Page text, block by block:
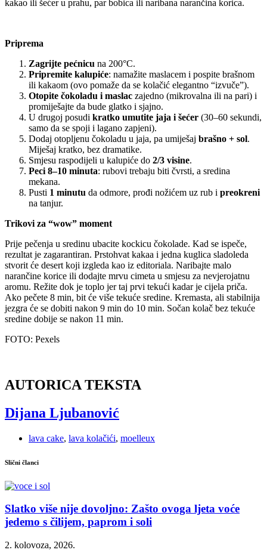
kakao ili šećer u prahu, par bobica ili naribana narančina korica.
Priprema
Zagrijte pećnicu na 200°C.
Pripremite kalupiće: namažite maslacem i pospite brašnom
ili kakaom (ovo pomaže da se kolačić elegantno “izvuče”).
Otopite čokoladu i maslac zajedno (mikrovalna ili na pari) i
promiješajte da bude glatko i sjajno.
U drugoj posudi kratko umutite jaja i šećer (30–60 sekundi,
samo da se spoji i lagano zapjeni).
Dodaj otopljenu čokoladu u jaja, pa umiješaj brašno + sol.
Miješaj kratko, bez dramatike.
Smjesu raspodijeli u kalupiće do 2/3 visine.
Peci 8–10 minuta: rubovi trebaju biti čvrsti, a sredina
mekana.
Pusti 1 minutu da odmore, prođi nožićem uz rub i preokreni
na tanjur.
Trikovi za “wow” moment
Prije pečenja u sredinu ubacite kockicu čokolade. Kad se ispeče,
rezultat je zagarantiran. Prstohvat kakaa i jedna kuglica sladoleda
stvorit će desert koji izgleda kao iz editoriala. Naribajte malo
narančine korice ili dodajte mrvu cimeta u smjesu za nevjerojatnu
aromu. Režite dok je toplo jer taj prvi tekući kadar je cijela priča.
Ako pečete 8 min, bit će više tekuće sredine. Kremasta, ali stabilnija
jezgra će se dobiti nakon 9 min do 10 min. Sočan kolač bez tekuće
sredine dobije se nakon 11 min.
FOTO: Pexels
AUTORICA TEKSTA
Dijana Ljubanović
lava cake, lava kolačići, moelleux
Slični članci
Slatko više nije dovoljno: Zašto ovoga ljeta voće
jedemo s čilijem, paprom i soli
2. kolovoza, 2026.